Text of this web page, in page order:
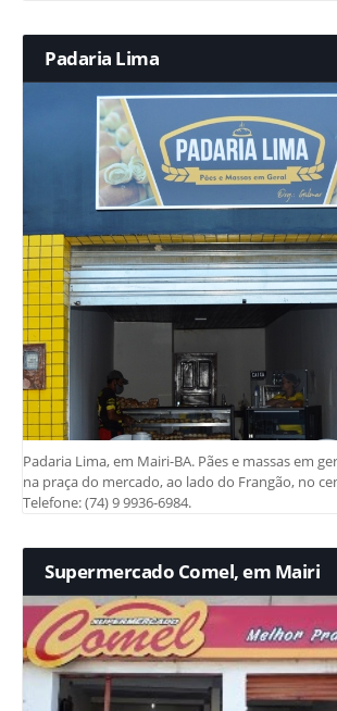
Padaria Lima
Padaria Lima, em Mairi-BA. Pães e massas em
na praça do mercado, ao lado do Frangão, no
Telefone: (74) 9 9936-6984.
Supermercado Comel, em Mairi